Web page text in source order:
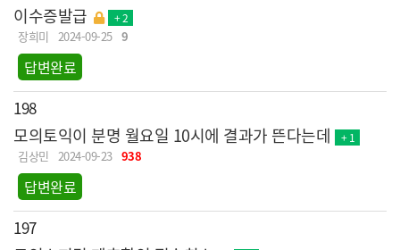
이수증발급 + 2
장희미 2024-09-25 9
답변완료
198
모의토익이 분명 월요일 10시에 결과가 뜬다는데 + 1
김상민 2024-09-23 938
답변완료
197